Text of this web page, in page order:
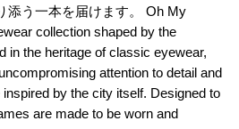
添う一本を届けます。 Oh My
collection shaped by the
in the heritage of classic eyewear,
attention to detail and
by the city itself. Designed to
are made to be worn and